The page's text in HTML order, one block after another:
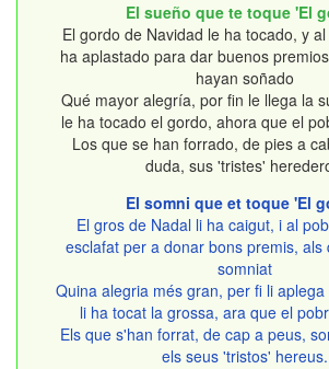
El sueño que te toque 'El
El gordo de Navidad le ha tocado, y
ha aplastado para dar buenos
hayan soñado
Qué mayor alegría, por fin le llega la
le ha tocado el gordo, ahora que el
Los que se han forrado, de pies a
duda, sus 'tristes'
El somni que et toque 'El
El gros de Nadal li ha caigut, i al
esclafat per a donar bons premis, als
somniat
Quina alegria més gran, per fi li
li ha tocat la grossa, ara que el
Els que s'han forrat, de cap a peus,
els seus 'tristos' hereus.